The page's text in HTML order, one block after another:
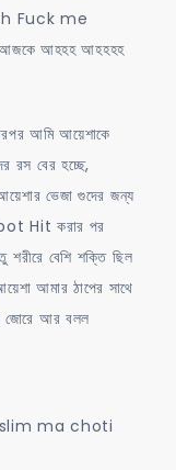
Fuck me
আহহহ আহহহহ
আমি আয়েশাকে
রস বের হচ্ছে,
ভেজা গুদের জন্য
Hit করার পর
বেশি শক্তি ছিল
আমার ঠাপের সাথে
জোরে আর বলল
ma choti